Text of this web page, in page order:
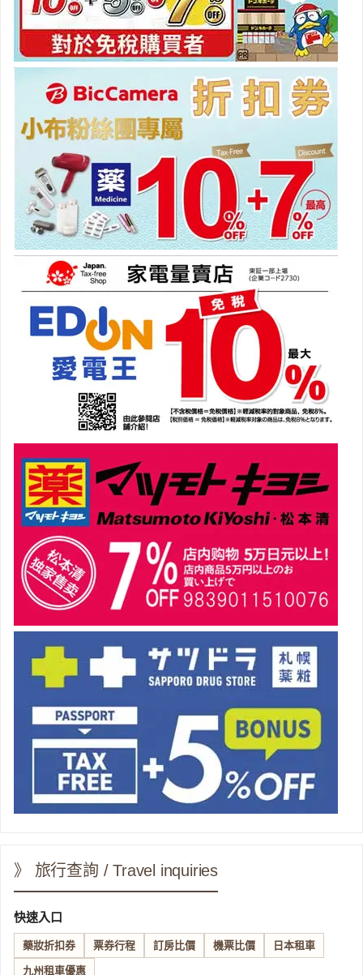
》 旅行查詢 / Travel inquiries
快速入口
藥妝折扣券 票券行程 訂房比價 機票比價 日本租車
九州租車優惠